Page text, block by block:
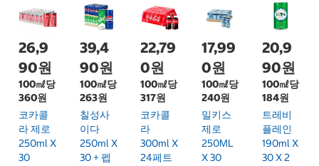
26,9
90원
100㎖당
360원
코카콜
라 제로
250ml X
30
39,4
90원
100㎖당
263원
칠성사
이다
250ml X
30 + 펩
22,79
0원
100㎖당
317원
코카콜
라
300ml X
24페트
17,99
0원
100㎖당
240원
밀키스
제로
250ML
X 30
20,9
90원
100㎖당
184원
트레비
플레인
190ml X
30 X 2